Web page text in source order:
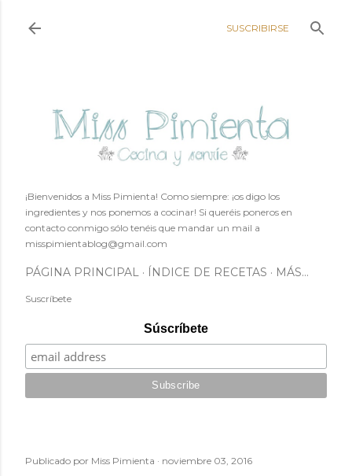
SUSCRIBIRSE
¡Bienvenidos a Miss Pimienta! Como siempre: ¡os digo los
ingredientes y nos ponemos a cocinar! Si queréis poneros en
contacto conmigo sólo tenéis que mandar un mail a
misspimientablog@gmail.com
PÁGINA PRINCIPAL ÍNDICE DE RECETAS MÁS…
Suscríbete
Súscríbete
Publicado por Miss Pimienta noviembre 03, 2016